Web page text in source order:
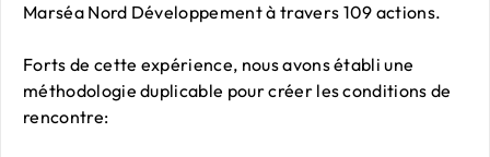
Marséa Nord Développement à travers 109 actions.
Forts de cette expérience, nous avons établi une
méthodologie duplicable pour créer les conditions de
rencontre: